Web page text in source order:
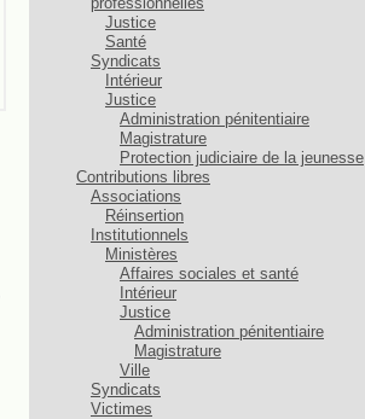
Justice
Santé
Syndicats
Intérieur
Justice
Administration pénitentiaire
Magistrature
Protection judiciaire de la jeunesse
Contributions libres
Associations
Réinsertion
Institutionnels
Ministères
Affaires sociales et santé
Intérieur
Justice
Administration pénitentiaire
Magistrature
Ville
Syndicats
Victimes